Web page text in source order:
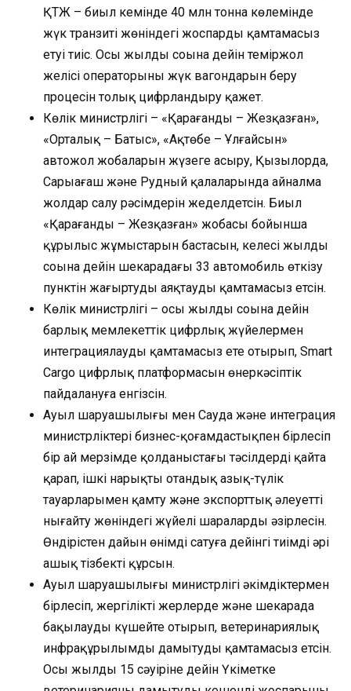
ҚТЖ – биыл кемінде 40 млн тонна көлемінде
жүк транзиті жөніндегі жоспарды қамтамасыз
етуі тиіс. Осы жылдың соңына дейін теміржол
желісі операторының жүк вагондарын беру
процесін толық цифрландыру қажет.
Көлік министрлігі – «Қарағанды – Жезқазған»,
«Орталық – Батыс», «Ақтөбе – Ұлғайсын»
автожол жобаларын жүзеге асыру, Қызылорда,
Сарыағаш және Рудный қалаларында айналма
жолдар салу рәсімдерін жеделдетсін. Биыл
«Қарағанды – Жезқазған» жобасы бойынша
құрылыс жұмыстарын бастасын, келесі жылдың
соңына дейін шекарадағы 33 автомобиль өткізу
пунктін жаңғыртуды аяқтауды қамтамасыз етсін.
Көлік министрлігі – осы жылдың соңына дейін
барлық мемлекеттік цифрлық жүйелермен
интеграциялауды қамтамасыз ете отырып, Smart
Cargo цифрлық платформасын өнеркәсіптік
пайдалануға енгізсін.
Ауыл шаруашылығы мен Сауда және интеграция
министрліктері бизнес-қоғамдастықпен бірлесіп
бір ай мерзімде қолданыстағы тәсілдерді қайта
қарап, ішкі нарықты отандық азық-түлік
тауарларымен қамту және экспорттық әлеуетті
нығайту жөніндегі жүйелі шараларды әзірлесін.
Өндірістен дайын өнімді сатуға дейінгі тиімді әрі
ашық тізбекті құрсын.
Ауыл шаруашылығы министрлігі әкімдіктермен
бірлесіп, жергілікті жерлерде және шекарада
бақылауды күшейте отырып, ветеринариялық
инфрақұрылымды дамытуды қамтамасыз етсін.
Осы жылдың 15 сәуіріне дейін Үкіметке